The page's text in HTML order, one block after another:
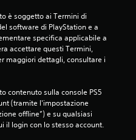
è soggetto ai Termini di
software di PlayStation e a
specifica applicabile a
accettare questi Termini,
maggiori dettagli, consultare i
contenuto sulla console PS5
(tramite l'impostazione
offline”) e su qualsiasi
il login con lo stesso account.